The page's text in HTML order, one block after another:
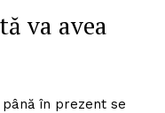
va avea
în prezent se